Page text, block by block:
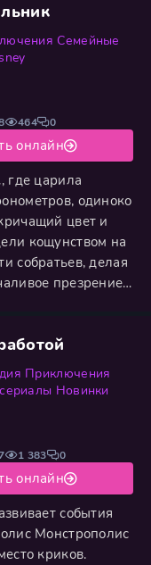
об их
им
Семейные
где царила
одиноко
цвет и
кощунством на
собратьев, делая
презрение.
тень
дорогих трофеев,
464 0
онлайн
Приключения
Новинки
события
Монстрополис
криков.
1 383 0
онлайн